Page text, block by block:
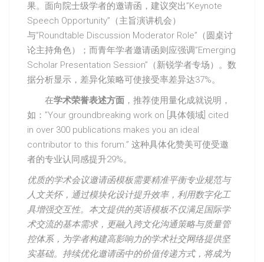
果。面向院士级学者的邀请函，建议突出”Keynote
Speech Opportunity”（主旨演讲机会）
与”Roundtable Discussion Moderator Role”（圆桌讨
论主持角色）；而青年学者邀请函则应强调”Emerging
Scholar Presentation Session”（新锐学者专场）。数
据分析显示，差异化策略可使接受率差异达37%。
在学术荣誉表述方面 ，推荐使用量化成就说明，
如：”Your groundbreaking work on [具体领域] cited
in over 300 publications makes you an ideal
contributor to this forum.” 这种具体化赞美可使受邀
者的专业认同感提升29%。
优质的学术会议邀请函模板需要精准平衡专业规范与
人文关怀，通过模块化设计提升效率，利用数字化工
具增强交互性。本文提供的英语模板不仅满足国际学
术交流的基本需求，更融入跨文化沟通策略与质量管
控体系，为学者构建高影响力的学术社交网络提供坚
实基础。持续优化邀请函中的价值传递方式，将成为